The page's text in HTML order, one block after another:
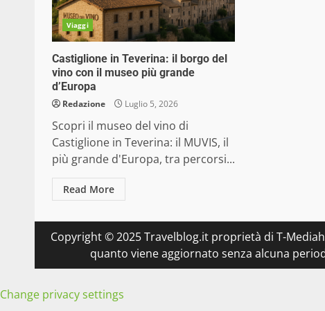
Viaggi
Castiglione in Teverina: il borgo del
vino con il museo più grande
d’Europa
Redazione Luglio 5, 2026
Scopri il museo del vino di
Castiglione in Teverina: il MUVIS, il
più grande d'Europa, tra percorsi...
Read More
Copyright © 2025 Travelblog.it proprietà di T-
quanto viene aggiornato senza alcuna
Change privacy settings